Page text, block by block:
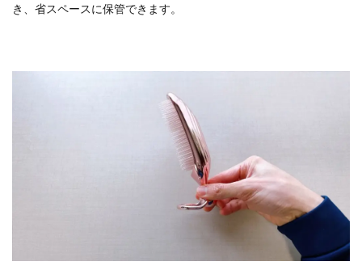
き、省スペースに保管できます。